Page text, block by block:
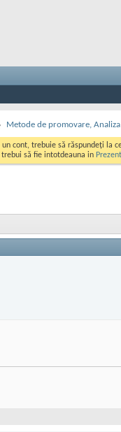
Metode de promovare,
un cont, trebuie să răspundeți la
să fie intotdeauna in